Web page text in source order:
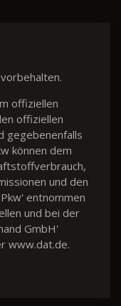
offiziellen
offiziellen
gegebenenfalls
können dem
und den
entnommen
und bei der
GmbH'
www.dat.de.